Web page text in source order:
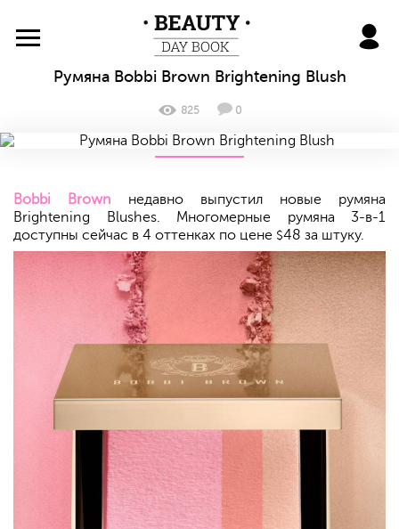
BeautyDayBook
Румяна Bobbi Brown Brightening Blush
825 0
Bobbi Brown недавно выпустил новые румяна
Brightening Blushes. Многомерные румяна 3-в-1
доступны сейчас в 4 оттенках по цене $48 за штуку.